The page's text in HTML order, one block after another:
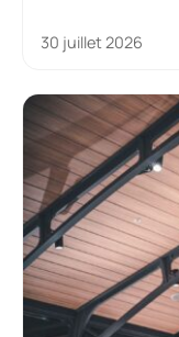
30 juillet 2026